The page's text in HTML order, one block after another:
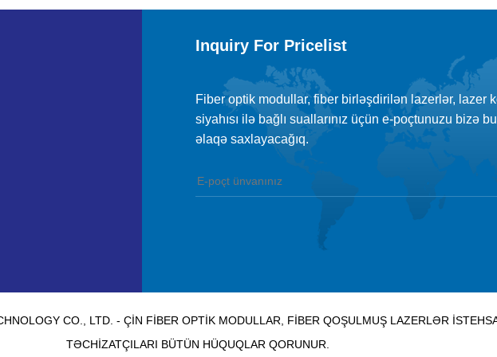
Inquiry For Pricelist
Fiber optik modullar, fiber birləşdirilən lazerlər, lazer
siyahısı ilə bağlı suallarınız üçün e-poçtunuzu bizə
əlaqə saxlayacağıq.
CO., LTD. - ÇIN FIBER OPTIK MODULLAR, FIBER QOŞULMUŞ LAZERLƏR
TƏCHIZATÇILARI BÜTÜN HÜQUQLAR QORUNUR.